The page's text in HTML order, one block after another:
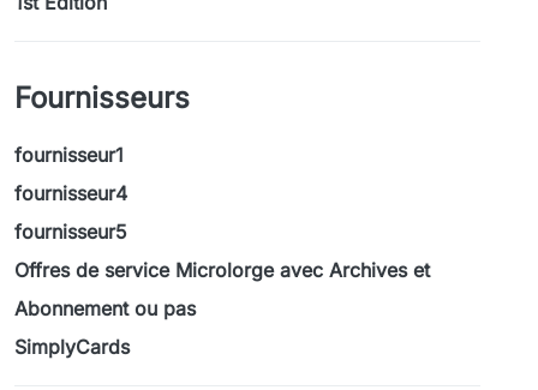
Fournisseurs
fournisseur1
fournisseur4
fournisseur5
Offres de service Microlorge avec Archives et
Abonnement ou pas
SimplyCards